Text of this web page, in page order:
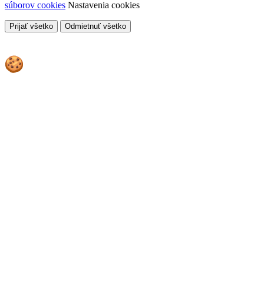
súborov cookies Nastavenia cookies
Prijať všetko Odmietnuť všetko